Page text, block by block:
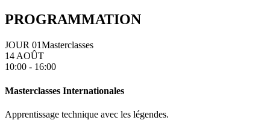
PROGRAMMATION
JOUR 01Masterclasses
14 AOÛT
10:00 - 16:00
Masterclasses Internationales
Apprentissage technique avec les légendes.